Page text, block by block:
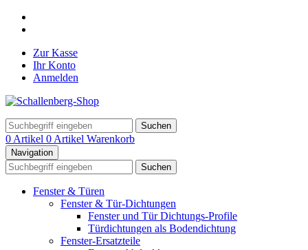
Zur Kasse
Ihr Konto
Anmelden
Suchen
0 Artikel 0 Artikel Warenkorb
Navigation
Suchen
Fenster & Türen
Fenster & Tür-Dichtungen
Fenster und Tür Dichtungs-Profile
Türdichtungen als Bodendichtung
Fenster-Ersatzteile